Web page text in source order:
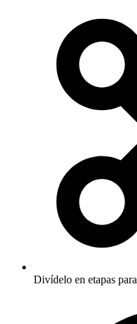
Divídelo en etapas para